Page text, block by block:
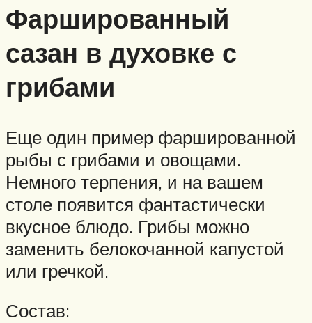
Фаршированный
сазан в духовке с
грибами
Еще один пример фаршированной
рыбы с грибами и овощами.
Немного терпения, и на вашем
столе появится фантастически
вкусное блюдо. Грибы можно
заменить белокочанной капустой
или гречкой.
Состав: